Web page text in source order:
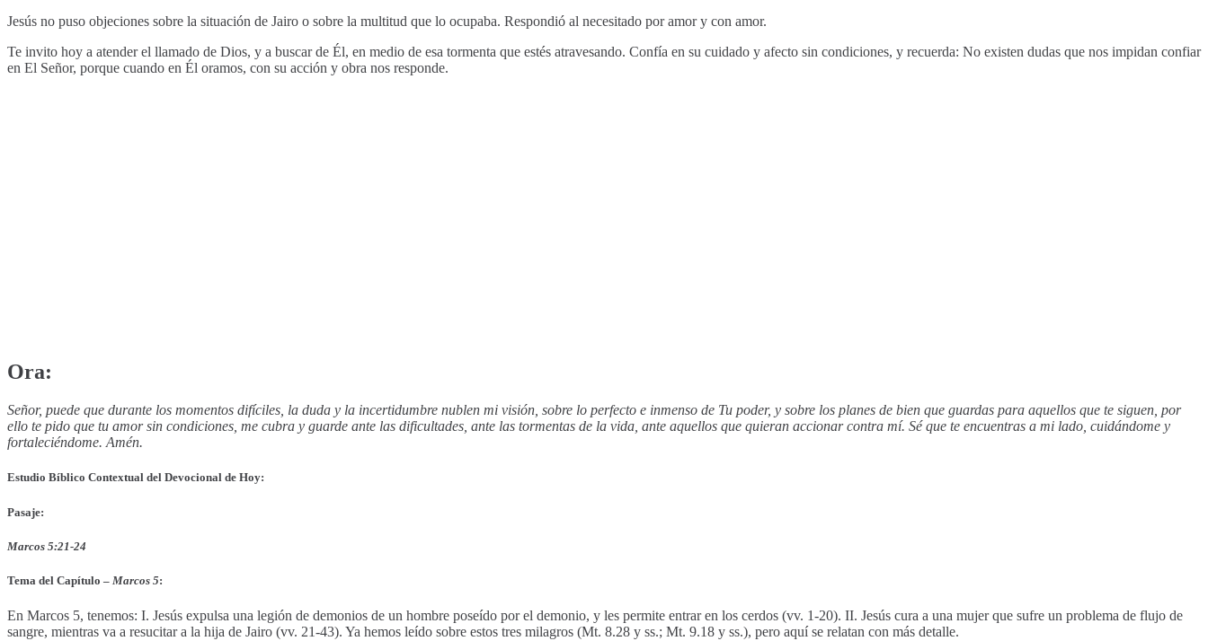
Jesús no puso objeciones sobre la situación de Jairo o sobre la multitud que lo ocupaba. Respondió al necesitado por amor y con amor.
Te invito hoy a atender el llamado de Dios, y a buscar de Él, en medio de esa tormenta que estés atravesando. Confía en su cuidado y afecto sin condiciones, y recuerda: No existen dudas que nos impidan confiar
en El Señor, porque cuando en Él oramos, con su acción y obra nos responde.
Ora:
Señor, puede que durante los momentos difíciles, la duda y la incertidumbre nublen mi visión, sobre lo perfecto e inmenso de Tu poder, y sobre los planes de bien que guardas para aquellos que te siguen, por
ello te pido que tu amor sin condiciones, me cubra y guarde ante las dificultades, ante las tormentas de la vida, ante aquellos que quieran accionar contra mí. Sé que te encuentras a mi lado, cuidándome y
fortaleciéndome. Amén.
Estudio Bíblico Contextual del Devocional de Hoy:
Pasaje:
Marcos 5:21-24
Tema del Capítulo – Marcos 5:
En Marcos 5, tenemos: I. Jesús expulsa una legión de demonios de un hombre poseído por el demonio, y les permite entrar en los cerdos (vv. 1-20). II. Jesús cura a una mujer que sufre un problema de flujo de
sangre, mientras va a resucitar a la hija de Jairo (vv. 21-43). Ya hemos leído sobre estos tres milagros (Mt. 8.28 y ss.; Mt. 9.18 y ss.), pero aquí se relatan con más detalle.